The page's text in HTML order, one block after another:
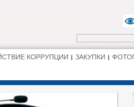
КОРРУПЦИИ ЗАКУПКИ